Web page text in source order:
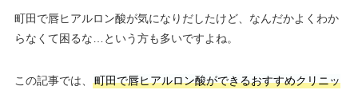
町田で唇ヒアルロン酸が気になりだしたけど、なんだかよくわか
らなくて困るな…という方も多いですよね。
この記事では、
町田で唇ヒアルロン酸ができるおすすめクリニッ